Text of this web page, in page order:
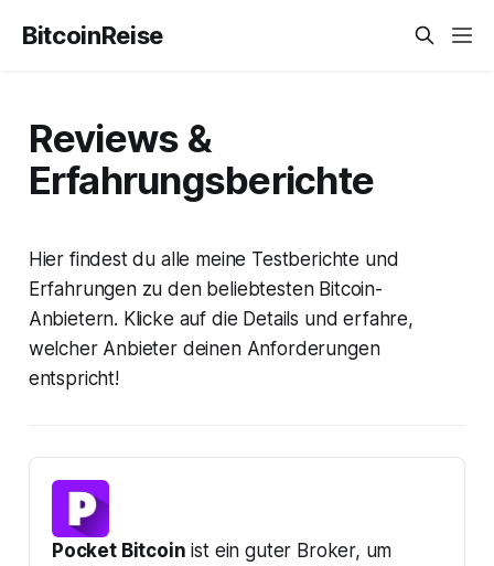
BitcoinReise
Reviews &
Erfahrungsberichte
Hier findest du alle meine Testberichte und
Erfahrungen zu den beliebtesten Bitcoin-
Anbietern. Klicke auf die Details und erfahre,
welcher Anbieter deinen Anforderungen
entspricht!
Pocket Bitcoin ist ein guter Broker, um